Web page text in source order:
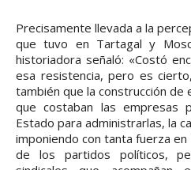
Precisamente llevada a la
que tuvo en Tartagal y
historiadora señaló: «Costó
esa resistencia, pero es
también que la construcción
que costaban las empresas
Estado para administrarlas, la
imponiendo con tanta fuerza
de los partidos políticos,